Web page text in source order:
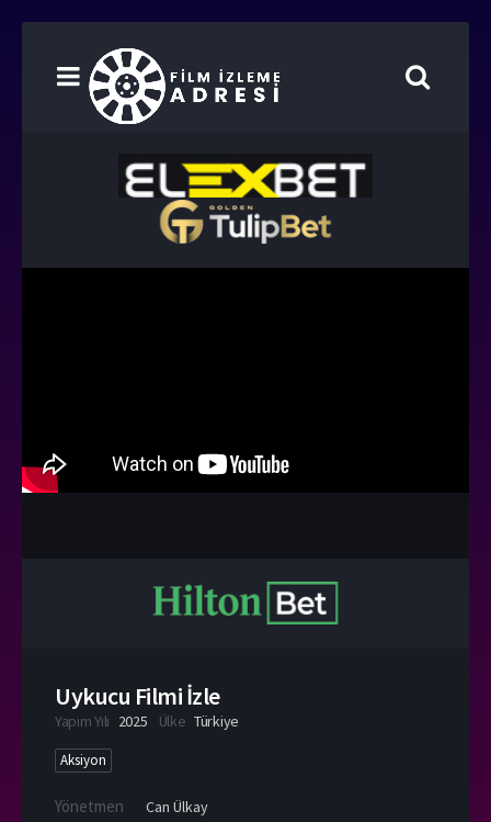
Uykucu Filmi İzle
Yapım Yılı 2025 Ülke Türkiye
Aksiyon
Yönetmen Can Ülkay